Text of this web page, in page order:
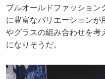
ブルオールドファッション
に豊富なバリエーションが
やグラスの組み合わせを考
になりそうだ。